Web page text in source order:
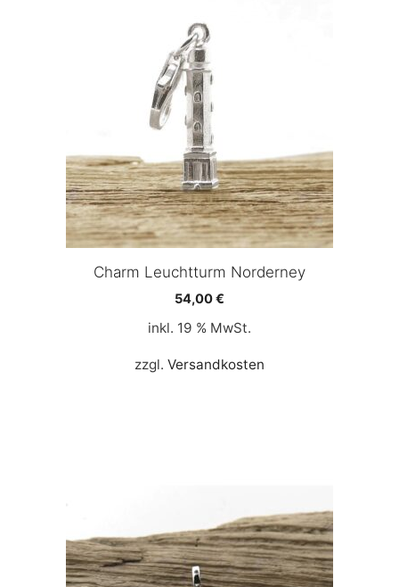
Charm Leuchtturm Norderney
54,00€
inkl. 19 % MwSt.
zzgl. Versandkosten